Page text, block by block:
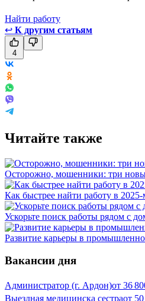
Найти работу
↩ К другим статьям
4
Читайте также
Осторожно, мошенники: три
Как быстрее найти работу в
Ускорьте поиск работы рядом с
Развитие карьеры в
Вакансии дня
Администратор (г. Ардон)от 36
Выездная медицинска сестраот